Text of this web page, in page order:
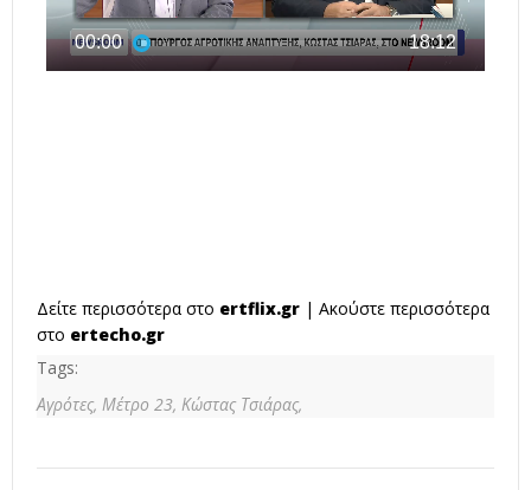
Δείτε περισσότερα στο ertflix.gr | Ακούστε περισσότερα
στο ertecho.gr
Tags:
Αγρότες, Μέτρο 23, Κώστας Τσιάρας,